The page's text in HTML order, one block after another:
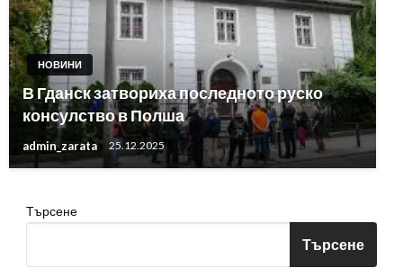
НОВИНИ
В Гданск затвориха последното руско
консулство в Полша
admin_zarata 25.12.2025
Търсене
Търсене